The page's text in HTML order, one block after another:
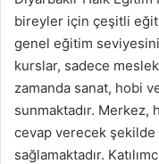
bireyler için çeşitli
genel eğitim
kurslar, sadece
zamanda sanat, hobi
sunmaktadır. Merkez,
cevap verecek
sağlamaktadır.